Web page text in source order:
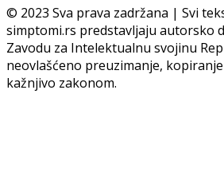
© 2023 Sva prava zadržana | Svi
simptomi.rs predstavljaju autorsko
Zavodu za Intelektualnu svojinu
neovlašćeno preuzimanje,
kažnjivo zakonom.